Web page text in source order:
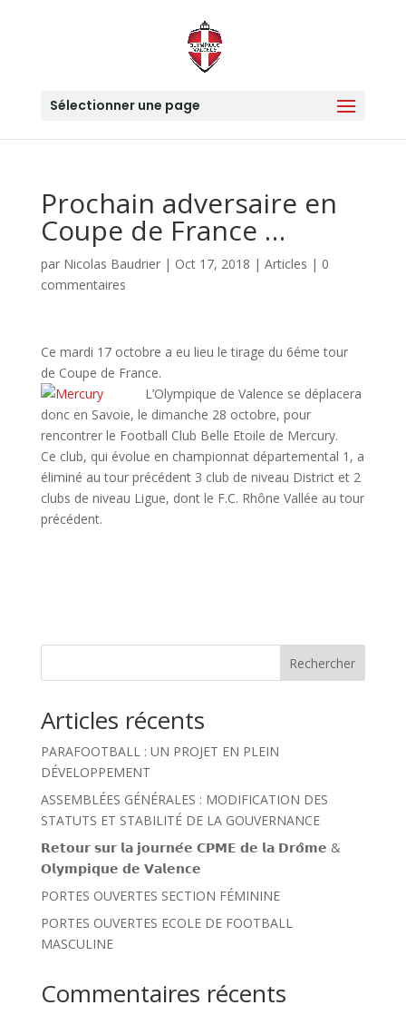
Sélectionner une page
Prochain adversaire en
Coupe de France …
par Nicolas Baudrier| Oct 17, 2018 | Articles | 0
commentaires
Ce mardi 17 octobre a eu lieu le tirage du 6éme tour
de Coupe de France.
L’Olympique de Valence se déplacera
donc en Savoie, le dimanche 28 octobre, pour
rencontrer le Football Club Belle Etoile de Mercury.
Ce club, qui évolue en championnat départemental 1, a
éliminé au tour précédent 3 club de niveau District et 2
clubs de niveau Ligue, dont le F.C. Rhône Vallée au tour
précédent.
Rechercher
Articles récents
PARAFOOTBALL : UN PROJET EN PLEIN
DÉVELOPPEMENT
ASSEMBLÉES GÉNÉRALES : MODIFICATION DES
STATUTS ET STABILITÉ DE LA GOUVERNANCE
𝗥𝗲𝘁𝗼𝘂𝗿 𝘀𝘂𝗿 𝗹𝗮 𝗷𝗼𝘂𝗿𝗻𝗲́𝗲 𝗖𝗣𝗠𝗘 𝗱𝗲 𝗹𝗮 𝗗𝗿𝗼̂𝗺𝗲 &
𝗢𝗹𝘆𝗺𝗽𝗶𝗾𝘂𝗲 𝗱𝗲 𝗩𝗮𝗹𝗲𝗻𝗰𝗲
PORTES OUVERTES SECTION FÉMININE
PORTES OUVERTES ECOLE DE FOOTBALL
MASCULINE
Commentaires récents